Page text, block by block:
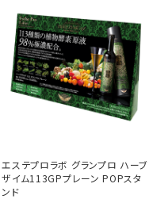
エステプロラボ グランプロ ハーブ
ザイム113GPプレーン POPスタ
ンド